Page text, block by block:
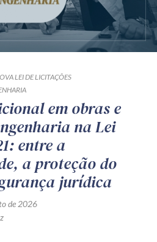
LEI DE LICITAÇÕES
em obras e
na Lei
entre a
a proteção do
jurídica
de 2026